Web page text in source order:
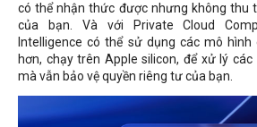
có thể nhận thức được nhưng không thu
của bạn. Và với Private Cloud
Intelligence có thể sử dụng các mô
hơn, chạy trên Apple silicon, để xử lý
mà vẫn bảo vệ quyền riêng tư của bạn.